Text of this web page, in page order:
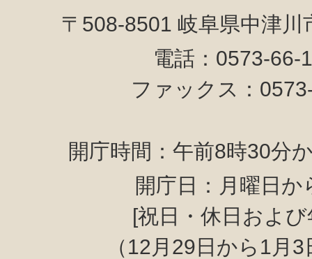
〒508-8501 岐阜県中津
電話：0573-
ファックス：
開庁時間：午前8時30分
開庁日：月曜日か
[祝日・休日およ
（12月29日から1月